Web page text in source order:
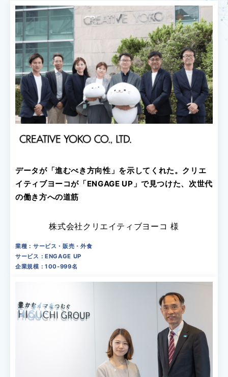
データが「進むべき方向性」を示してくれた。クリエ
イティブヨーコが「ENGAGE UP」で見つけた、次世代
の働き方への道筋
株式会社クリエイティブヨーコ 様
業種：サービス・販売・外食
サービス：ENGAGE UP
企業規模：100-999名